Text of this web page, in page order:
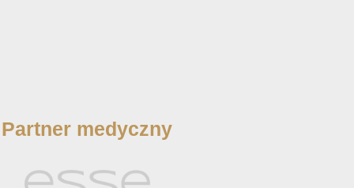
Partner medyczny